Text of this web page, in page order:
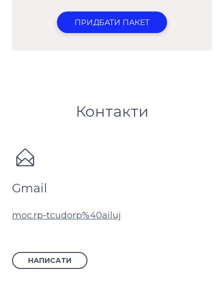
ПРИДБАТИ ПАКЕТ
Контакти
Gmail
moc.rp-tcudorp%40ailuj
НАПИСАТИ